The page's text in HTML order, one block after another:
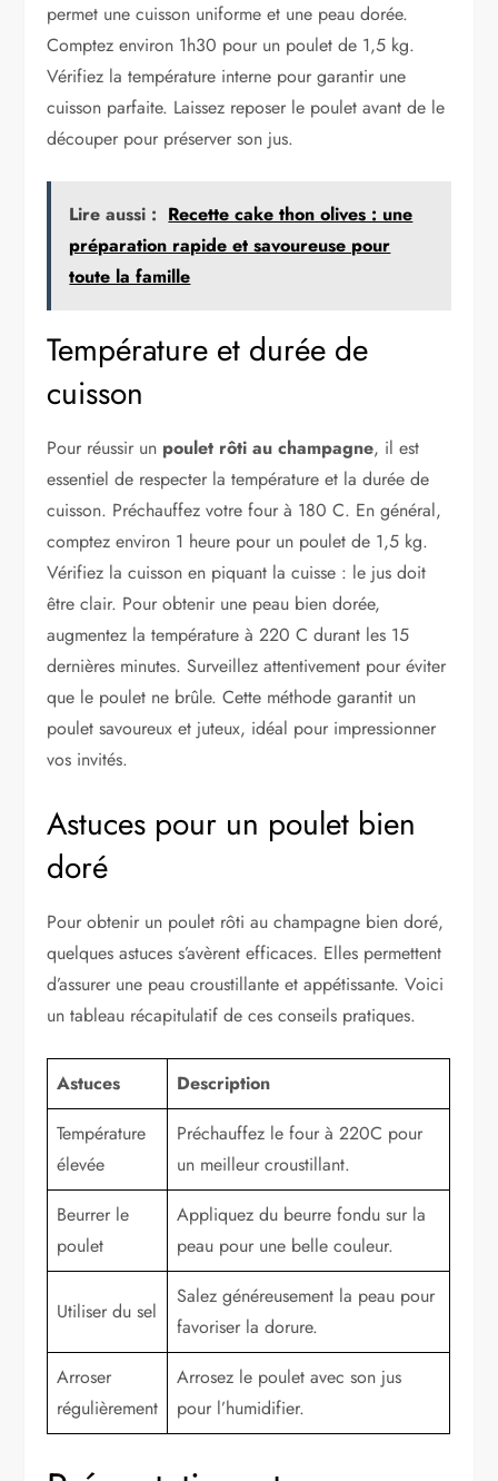
permet une cuisson uniforme et une peau dorée.
Comptez environ 1h30 pour un poulet de 1,5 kg.
Vérifiez la température interne pour garantir une
cuisson parfaite. Laissez reposer le poulet avant de le
découper pour préserver son jus.
Lire aussi : Recette cake thon olives : une
préparation rapide et savoureuse pour
toute la famille
Température et durée de
cuisson
Pour réussir un poulet rôti au champagne, il est
essentiel de respecter la température et la durée de
cuisson. Préchauffez votre four à 180 C. En général,
comptez environ 1 heure pour un poulet de 1,5 kg.
Vérifiez la cuisson en piquant la cuisse : le jus doit
être clair. Pour obtenir une peau bien dorée,
augmentez la température à 220 C durant les 15
dernières minutes. Surveillez attentivement pour éviter
que le poulet ne brûle. Cette méthode garantit un
poulet savoureux et juteux, idéal pour impressionner
vos invités.
Astuces pour un poulet bien
doré
Pour obtenir un poulet rôti au champagne bien doré,
quelques astuces s’avèrent efficaces. Elles permettent
d’assurer une peau croustillante et appétissante. Voici
un tableau récapitulatif de ces conseils pratiques.
Astuces
Description
Température
élevée
Préchauffez le four à 220C pour
un meilleur croustillant.
Beurrer le
poulet
Appliquez du beurre fondu sur la
peau pour une belle couleur.
Utiliser du sel
Salez généreusement la peau pour
favoriser la dorure.
Arroser
régulièrement
Arrosez le poulet avec son jus
pour l’humidifier.